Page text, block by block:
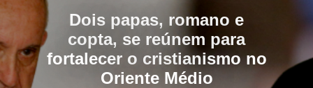
Dois papas, romano e
copta, se reúnem para
fortalecer o cristianismo no
Oriente Médio